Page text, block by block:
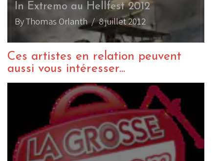
In Extremo au Hellfest 2012
By Thomas Orlanth/ 8 juillet 2012
Ces artistes en relation peuvent
aussi vous intéresser...